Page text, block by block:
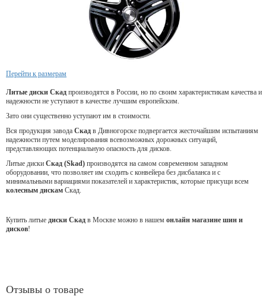
Перейти к размерам
Литые диски Скад производятся в России, но по своим характеристикам качества и
надежности не уступают в качестве лучшим европейским.
Зато они существенно уступают им в стоимости.
Вся продукция завода Скад в Дивногорске подвергается жесточайшим испытаниям
надежности путем моделирования всевозможных дорожных ситуаций,
представляющих потенциальную опасность для дисков.
Литые диски Скад (Skad) производятся на самом современном западном
оборудовании, что позволяет им сходить с конвейера без дисбаланса и с
минимальными вариациями показателей и характеристик, которые присущи всем
колесным дискам Скад.
Купить литые диски Скад в Москве можно в нашем онлайн магазине шин и
дисков!
Отзывы о товаре